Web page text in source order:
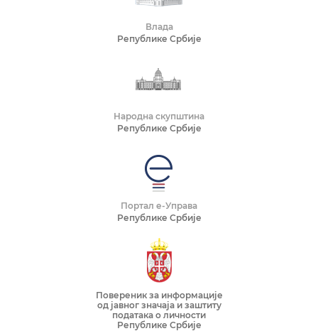
Влада
Републике Србије
Народна скупштина
Републике Србије
Портал е-Управа
Републике Србије
Повереник за информације
од јавног значаја и заштиту
података о личности
Републике Србије